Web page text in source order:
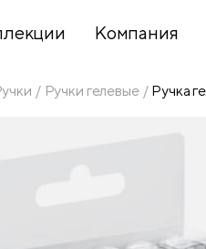
Компания
Ручки гелевые Ручка